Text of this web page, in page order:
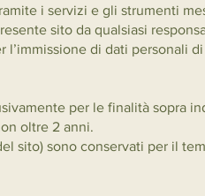
i servizi e gli strumenti
sito da qualsiasi
di dati personali
per le finalità sopra
oltre 2 anni.
sito) sono conservati per il